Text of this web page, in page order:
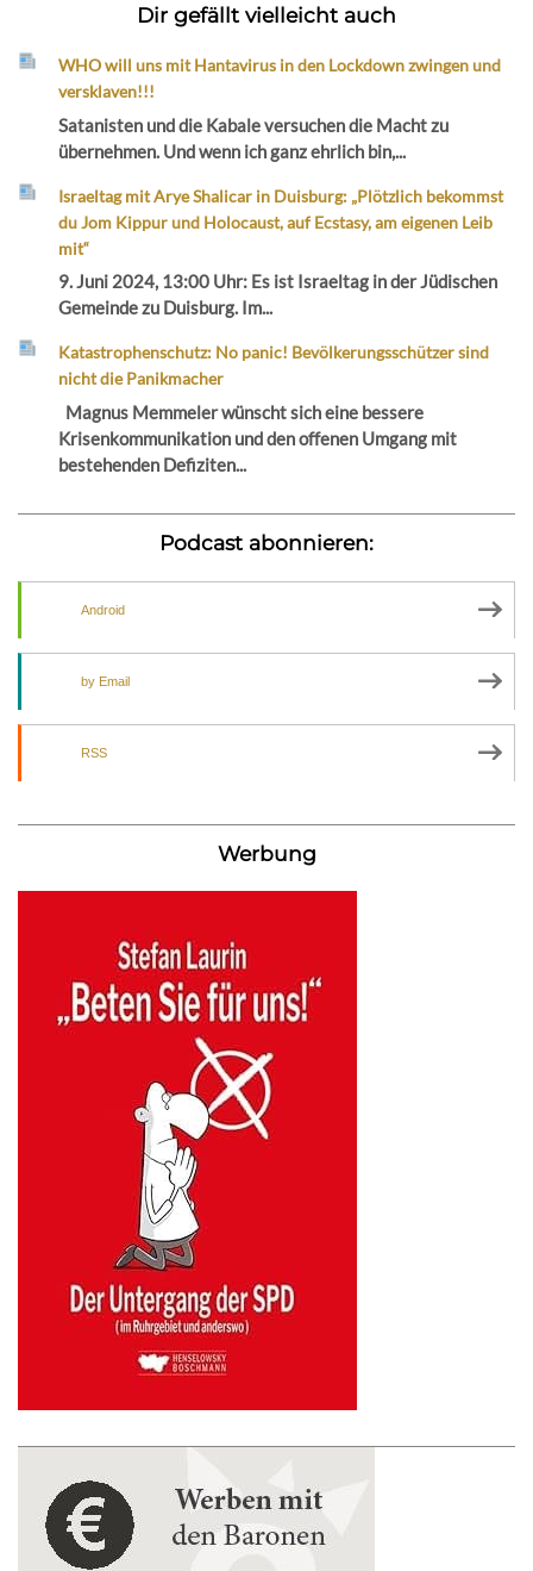
Dir gefällt vielleicht auch
WHO will uns mit Hantavirus in den Lockdown zwingen und
versklaven!!!
Satanisten und die Kabale versuchen die Macht zu
übernehmen. Und wenn ich ganz ehrlich bin,...
Israeltag mit Arye Shalicar in Duisburg: „Plötzlich bekommst
du Jom Kippur und Holocaust, auf Ecstasy, am eigenen Leib
mit“
9. Juni 2024, 13:00 Uhr: Es ist Israeltag in der Jüdischen
Gemeinde zu Duisburg. Im...
Katastrophenschutz: No panic! Bevölkerungsschützer sind
nicht die Panikmacher
Magnus Memmeler wünscht sich eine bessere
Krisenkommunikation und den offenen Umgang mit
bestehenden Defiziten...
Podcast abonnieren:
Android
by Email
RSS
Werbung